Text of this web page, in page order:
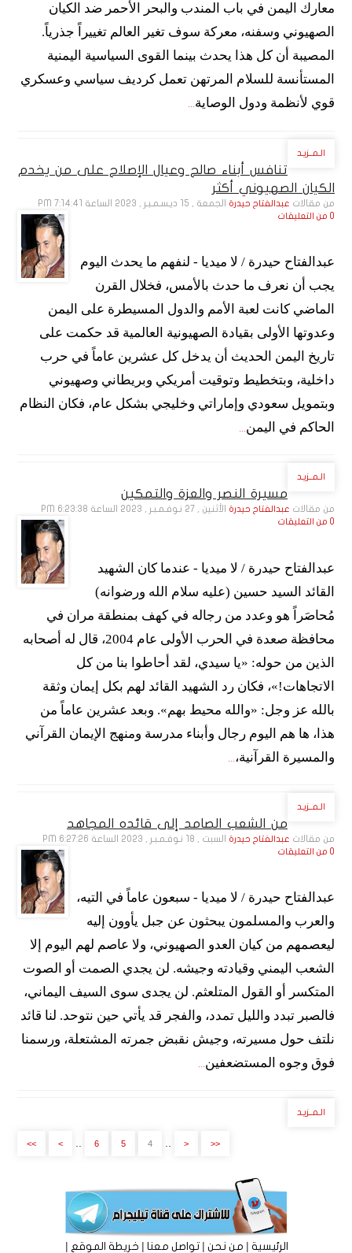
معارك اليمن في باب المندب والبحر الأحمر ضد الكيان
الصهيوني وسفنه، معركة سوف تغير العالم تغييراً جذرياً.
المصيبة أن كل هذا يحدث بينما القوى السياسية اليمنية
المستأنسة للسلام المرتهن تعمل كرديف سياسي وعسكري
قوي لأنظمة ودول الوصاية...
الـمــزيـد
تنافس أبناء صالح وعيال الإصلاح على من يخدم
الكيان الصهيوني أكثر
من مقالات عبدالفتاح حيدرة الجمعة , 15 ديـسـمـبـر , 2023 الساعة 7:14:41 PM
0 من التعليقات
عبدالفتاح حيدرة / لا ميديا - لنفهم ما يحدث اليوم
يجب أن نعرف ما حدث بالأمس، فخلال القرن
الماضي كانت لعبة الأمم والدول المسيطرة على اليمن
وعدوتها الأولى بقيادة الصهيونية العالمية قد حكمت على
تاريخ اليمن الحديث أن يدخل كل عشرين عاماً في حرب
داخلية، وبتخطيط وتوقيت أمريكي وبريطاني وصهيوني
وبتمويل سعودي وإماراتي وخليجي بشكل عام، فكان النظام
الحاكم في اليمن
الـمــزيـد
مسيرة النصر والعزة والتمكين
من مقالات عبدالفتاح حيدرة الأثنين , 27 نـوفـمـبـر , 2023 الساعة 6:23:38 PM
0 من التعليقات
عبدالفتاح حيدرة / لا ميديا - ‏عندما كان الشهيد
القائد السيد حسين (عليه سلام الله ورضوانه)
مُحاصَراً هو وعدد من رجاله في كهف بمنطقة مران في
محافظة صعدة في الحرب الأولى عام 2004، قال له أصحابه
الذين من حوله: «يا سيدي، لقد أحاطوا بنا من كل
الاتجاهات!»، فكان رد الشهيد القائد لهم بكل إيمان وثقة
بالله عز وجل: «والله محيط بهم». وبعد عشرين عاماً من
هذا، ها هم اليوم رجال وأبناء مدرسة ومنهج الإيمان القرآني
والمسيرة القرآنية،
الـمــزيـد
من الشعب الصامد إلى قائده المجاهد
من مقالات عبدالفتاح حيدرة السبت , 18 نـوفـمـبـر , 2023 الساعة 6:27:26 PM
0 من التعليقات
عبدالفتاح حيدرة / لا ميديا - سبعون عاماً في التيه،
والعرب والمسلمون يبحثون عن جبل يأوون إليه
ليعصمهم من كيان العدو الصهيوني، ولا عاصم لهم اليوم إلا
الشعب اليمني وقيادته وجيشه. لن يجدي الصمت أو الصوت
المتكسر أو القول المتلعثم. لن يجدى سوى السيف اليماني،
فالصبر تبدد والليل تمدد، والفجر قد يأتي حين نتوحد. لنا قائد
نلتف حول مسيرته، وجيش نقبض جمرته المشتعلة، ورسمنا
فوق وجوه المستضعفين...
الـمــزيـد
<<
<
..
4
5
6
..
>
>>
الرئيسية|من نحن|تواصل معنا|خريطة الموقع |